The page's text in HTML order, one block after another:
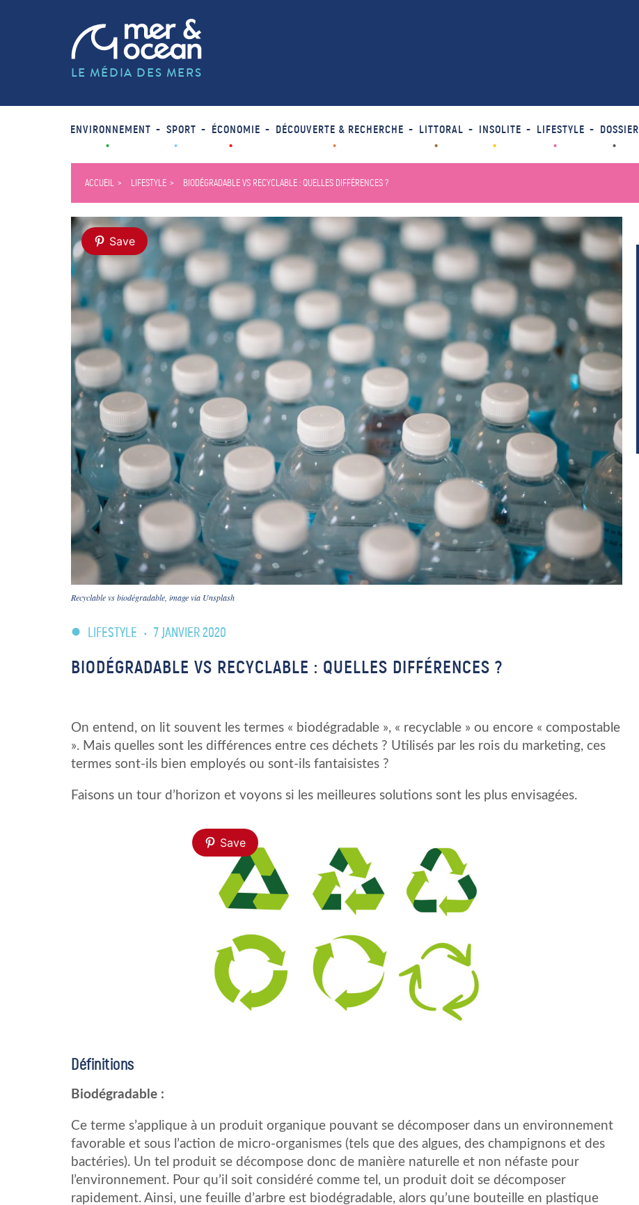
LE MÉDIA DES MERS
ENVIRONNEMENT SPORT ÉCONOMIE DÉCOUVERTE & RECHERCHE LITTORAL INSOLITE LIFESTYLE DOSSIER
ACCUEIL LIFESTYLE BIODÉGRADABLE VS RECYCLABLE : QUELLES DIFFÉRENCES ?
Save
Recyclable vs biodégradable, image via Unsplash
LIFESTYLE • 7 JANVIER 2020
BIODÉGRADABLE VS RECYCLABLE : QUELLES DIFFÉRENCES ?
On entend, on lit souvent les termes « biodégradable », « recyclable » ou encore « compostable
». Mais quelles sont les différences entre ces déchets ? Utilisés par les rois du marketing, ces
termes sont-ils bien employés ou sont-ils fantaisistes ?
Faisons un tour d’horizon et voyons si les meilleures solutions sont les plus envisagées.
Save
Définitions
Biodégradable :
Ce terme s’applique à un produit organique pouvant se décomposer dans un environnement
favorable et sous l’action de micro-organismes (tels que des algues, des champignons et des
bactéries). Un tel produit se décompose donc de manière naturelle et non néfaste pour
l’environnement. Pour qu’il soit considéré comme tel, un produit doit se décomposer
rapidement. Ainsi, une feuille d’arbre est biodégradable, alors qu’une bouteille en plastique